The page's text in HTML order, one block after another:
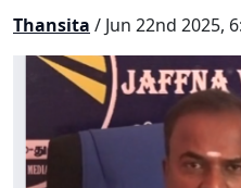
Thansita / Jun 22nd 2025,